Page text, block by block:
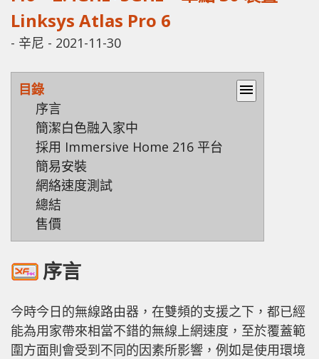
Linksys Atlas Pro 6
- 辛尼 - 2021-11-30
目錄
menu
序言
簡潔白色融入家中
採用 Immersive Home 216 平台
簡易安裝
網絡速度測試
總結
售價
序言
今時今日的無線路由器，在雙頻的支援之下，都已經
能為用家帶來相當不錯的無線上網速度，至於覆蓋範
圍方面則會受到不同的因素所影響，例如是使用環境